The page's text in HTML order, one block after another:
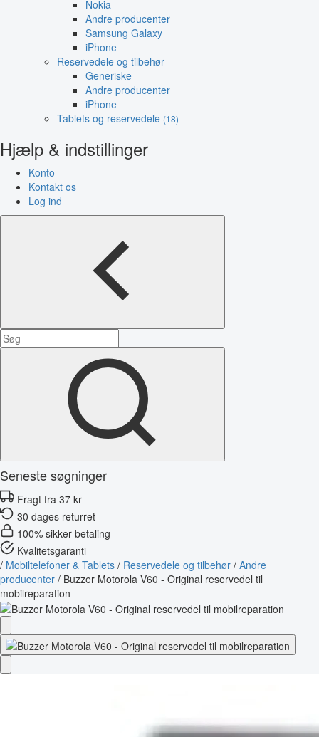
Nokia
Andre producenter
Samsung Galaxy
iPhone
Reservedele og tilbehør
Generiske
Andre producenter
iPhone
Tablets og reservedele (18)
Hjælp & indstillinger
Konto
Kontakt os
Log ind
Seneste søgninger
Fragt fra 37 kr
30 dages returret
100% sikker betaling
Kvalitetsgaranti
/ Mobiltelefoner & Tablets / Reservedele og tilbehør / Andre
producenter / Buzzer Motorola V60 - Original reservedel til
mobilreparation